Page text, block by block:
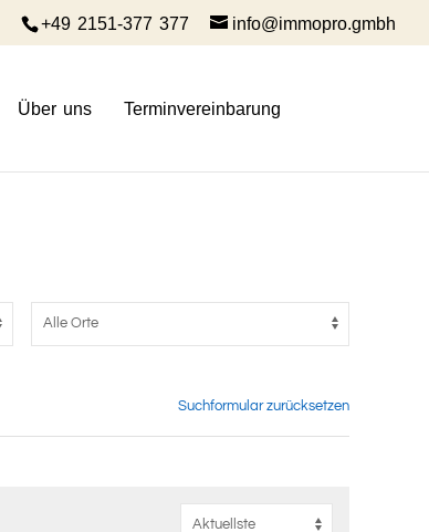
+49 2151-377 377 info@immopro.gmbh
Über uns Terminvereinbarung
Suchformular zurücksetzen